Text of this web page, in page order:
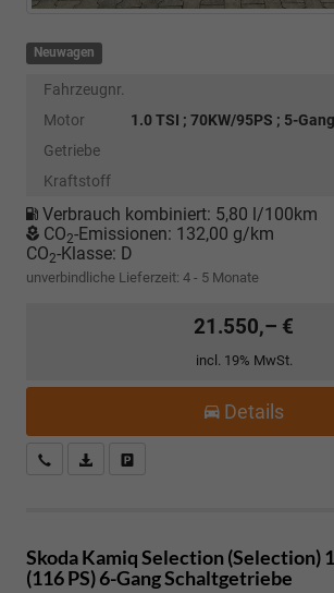
Neuwagen
Fahrzeugnr.
Motor
1.0 TSI ; 70KW/95PS ; 5-
Getriebe
Kraftstoff
Verbrauch kombiniert: 5,80 l/100km
CO2-Emissionen: 132,00 g/km
CO2-Klasse: D
unverbindliche Lieferzeit: 4 - 5 Monate
21.550,– €
incl. 19% MwSt.
Details
Kostenloser Rückruf-Service
PDF-Datei, Fahrzeugexposé drucken
Skoda KamiqSelection (Selection)
(116 PS) 6-Gang Schaltgetriebe